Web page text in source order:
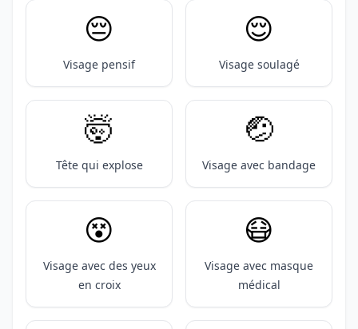
😔
Visage pensif
😌
Visage soulagé
🤯
Tête qui explose
🤕
Visage avec bandage
😵
Visage avec des yeux
en croix
😷
Visage avec masque
médical